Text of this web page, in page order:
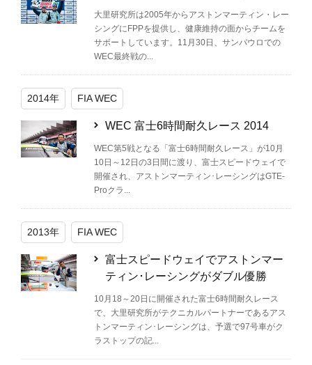
大里研究所は2005年からアストンマーティン・レー
シングにFPPを提供し、健康維持の面からチームを
サポートしています。11月30日、サンパウロでの
WEC最終戦の...
2014年 FIA WEC
WEC 富士6時間耐久レース 2014
WEC第5戦となる「富士6時間耐久レース」が10月
10日～12日の3日間に渡り、富士スピードウェイで
開催され、アストンマーティン･レーシングはGTE-
Proクラ...
2013年 FIA WEC
富士スピードウェイでアストンマー
ティン･レーシングがダブル優勝
10月18～20日に開催された富士6時間耐久レース
で、大里研究所がテクニカルパートナーであるアス
トンマーティン･レーシングは、予選で97号車がク
ラストップの記...